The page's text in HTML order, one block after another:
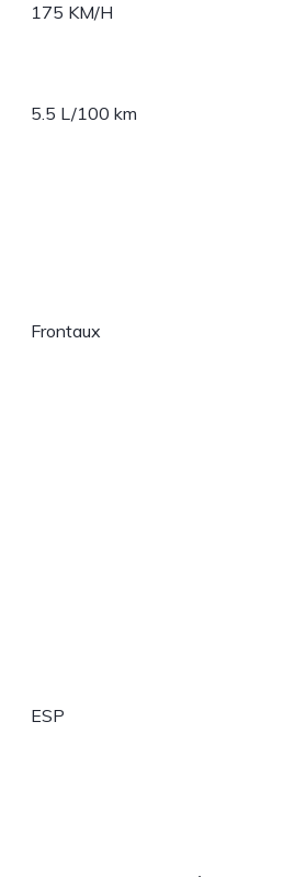
175 KM/H
5.5 L/100 km
Frontaux
ESP